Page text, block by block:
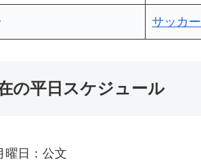
サッカー
の平日スケジュール
曜日：公文